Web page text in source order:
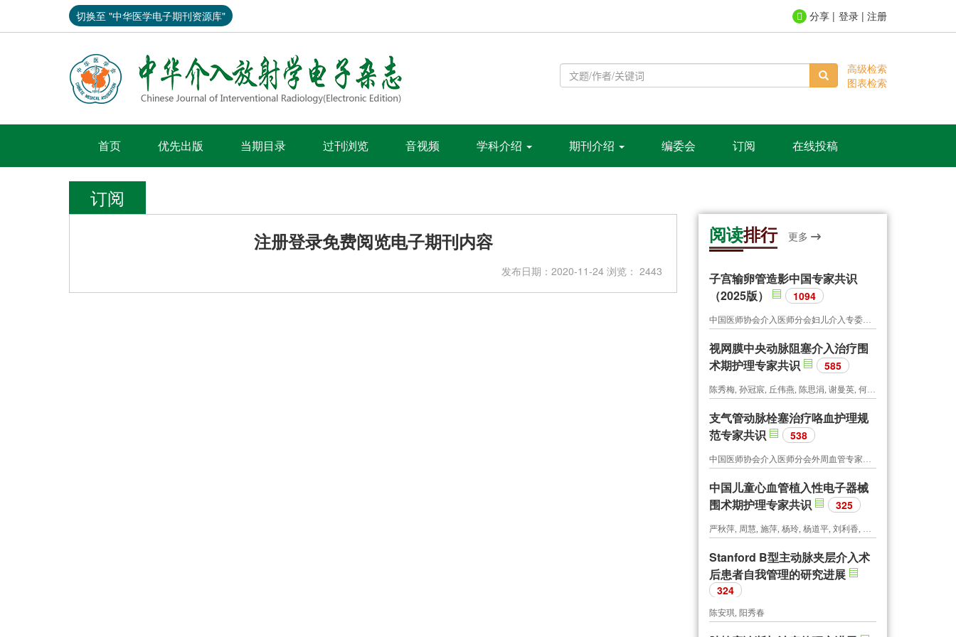
切换至 "中华医学电子期刊资源库" 登录 | 注册
高级检索
图表检索
首页 优先出版 当期目录 过刊浏览 音视频 学科介绍 期刊介绍 编委会 订阅 在线投稿
订阅
注册登录免费阅览电子期刊内容
发布日期：2020-11-24 浏览： 2443
阅读排行 更多
子宫输卵管造影中国专家共识
（2025版）
1094
中国医师协会介入医师分会妇儿介入专委会工作组
视网膜中央动脉阻塞介入治疗围
术期护理专家共识
585
陈秀梅, 孙冠宸, 丘伟燕, 陈思涓, 谢曼英, 何丽娟, 广东省护士协会介入护士分会, 广东省医师协会介入医师分会
支气管动脉栓塞治疗咯血护理规
范专家共识
538
中国医师协会介入医师分会外周血管专家工作委员会
中国儿童心血管植入性电子器械
围术期护理专家共识
325
严秋萍, 周慧, 施萍, 杨玲, 杨道平, 刘利香, 中国医师协会儿科医师分会心血管专委会护理学组
Stanford B型主动脉夹层介入术
后患者自我管理的研究进展
324
陈安琪, 阳秀春